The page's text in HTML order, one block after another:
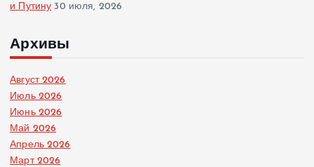
и Путину 30 июля, 2026
Архивы
Август 2026
Июль 2026
Июнь 2026
Май 2026
Апрель 2026
Март 2026